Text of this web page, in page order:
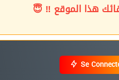
هذا الموقع ‼ 😇
Se